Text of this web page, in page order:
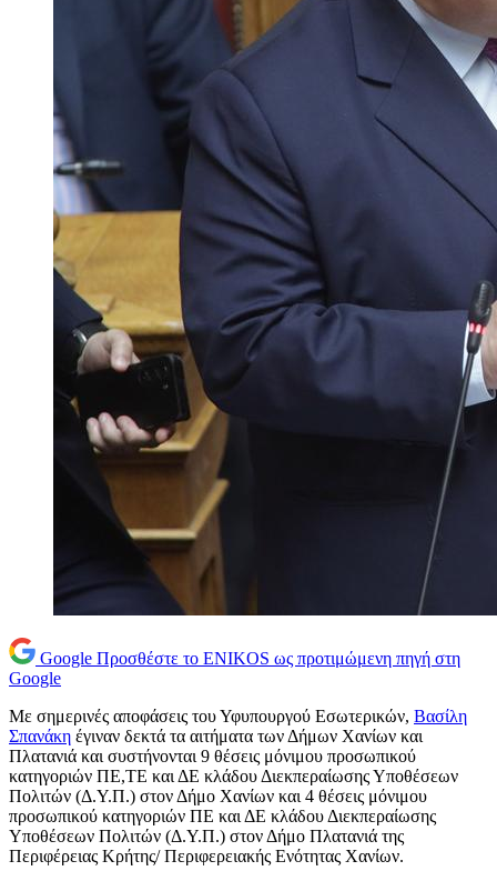
Google Προσθέστε το ENIKOS ως προτιμώμενη πηγή στη
Google
Με σημερινές αποφάσεις του Υφυπουργού Εσωτερικών, Βασίλη
Σπανάκη έγιναν δεκτά τα αιτήματα των Δήμων Χανίων και
Πλατανιά και συστήνονται 9 θέσεις μόνιμου προσωπικού
κατηγοριών ΠΕ,ΤΕ και ΔΕ κλάδου Διεκπεραίωσης Υποθέσεων
Πολιτών (Δ.Υ.Π.) στον Δήμο Χανίων και 4 θέσεις μόνιμου
προσωπικού κατηγοριών ΠΕ και ΔΕ κλάδου Διεκπεραίωσης
Υποθέσεων Πολιτών (Δ.Υ.Π.) στον Δήμο Πλατανιά της
Περιφέρειας Κρήτης/ Περιφερειακής Ενότητας Χανίων.